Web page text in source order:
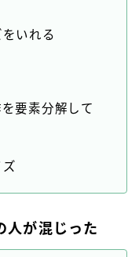
いれる
要素分解して
人が混じった